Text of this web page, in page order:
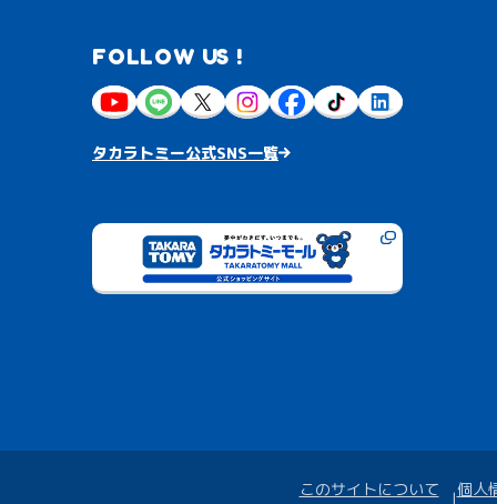
FOLLOW US !
タカラトミー公式SNS一覧
このサイトについて 個人